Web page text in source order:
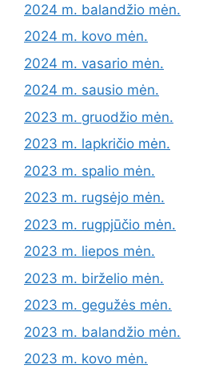
2024 m. balandžio mėn.
2024 m. kovo mėn.
2024 m. vasario mėn.
2024 m. sausio mėn.
2023 m. gruodžio mėn.
2023 m. lapkričio mėn.
2023 m. spalio mėn.
2023 m. rugsėjo mėn.
2023 m. rugpjūčio mėn.
2023 m. liepos mėn.
2023 m. birželio mėn.
2023 m. gegužės mėn.
2023 m. balandžio mėn.
2023 m. kovo mėn.